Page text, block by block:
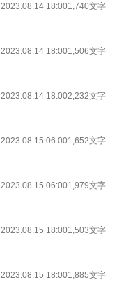
2023.08.14 18:001,740文字
2023.08.14 18:001,506文字
2023.08.14 18:002,232文字
2023.08.15 06:001,652文字
2023.08.15 06:001,979文字
2023.08.15 18:001,503文字
2023.08.15 18:001,885文字